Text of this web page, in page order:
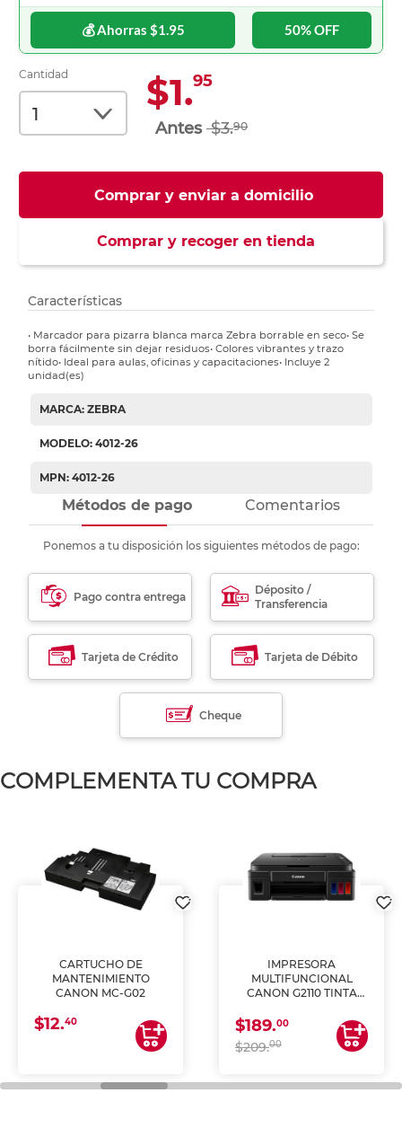
💰 Ahorras $1.95 50% OFF
Cantidad $1.95
$3.90
Comprar y enviar a domicilio
Comprar y recoger en tienda
Características
• Marcador para pizarra blanca marca Zebra borrable en seco• Se
borra fácilmente sin dejar residuos• Colores vibrantes y trazo
nítido• Ideal para aulas, oficinas y capacitaciones• Incluye 2
unidad(es)
MARCA: ZEBRA
MODELO: 4012-26
MPN: 4012-26
Métodos de pago Comentarios
Ponemos a tu disposición los siguientes métodos de pago:
Pago contra entrega
Déposito /
Transferencia
Tarjeta de Crédito Tarjeta de Débito
Cheque
COMPLEMENTA TU COMPRA
CARTUCHO DE
MANTENIMIENTO
CANON MC-G02
$12.40
IMPRESORA
MULTIFUNCIONAL
CANON G2110 TINTA
$189.00
$209.00